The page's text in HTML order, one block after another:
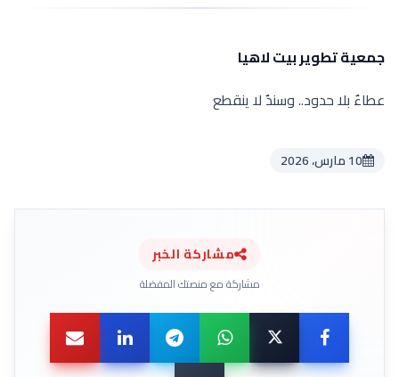
جمعية تطوير بيت لاهيا
عطاءٌ بلا حدود.. وسندٌ لا ينقطع
10 مارس، 2026
مشاركة الخبر
مشاركة مع منصتك المفضلة